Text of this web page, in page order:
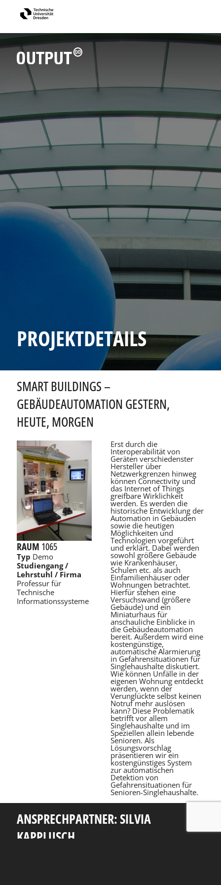
PROJEKTDETAILS
SMART BUILDINGS –
GEBÄUDEAUTOMATION GESTERN,
HEUTE, MORGEN
RAUM 1065
Typ Demo
Studiengang /
Lehrstuhl / Firma
Professur für
Technische
Informationssysteme
Erst durch die
Interoperabilität von
Geräten verschiedenster
Hersteller über
Netzwerkgrenzen hinweg
können Connectivity und
das Internet of Things
greifbare Wirklichkeit
werden. Es werden die
historische Entwicklung der
Automation in Gebäuden
sowie die heutigen
Möglichkeiten und
Technologien vorgeführt
und erklärt. Dabei werden
sowohl größere Gebäude
wie Krankenhäuser,
Schulen etc. als auch
Einfamilienhäuser oder
Wohnungen betrachtet.
Hierfür stehen eine
Versuchswand (größere
Gebäude) und ein
Miniaturhaus für
anschauliche Einblicke in
die Gebäudeautomation
bereit. Außerdem wird eine
kostengünstige,
automatische Alarmierung
in Gefahrensituationen für
Singlehaushalte diskutiert.
Wie können Unfälle in der
eigenen Wohnung entdeckt
werden, wenn der
Verunglückte selbst keinen
Notruf mehr auslösen
kann? Diese Problematik
betrifft vor allem
Singlehaushalte und im
Speziellen allein lebende
Senioren. Als
Lösungsvorschlag
präsentieren wir ein
kostengünstiges System
zur automatischen
Detektion von
Gefahrensituationen für
Senioren-Singlehaushalte.
ANSPRECHPARTNER: SILVIA
KAPPLUSCH